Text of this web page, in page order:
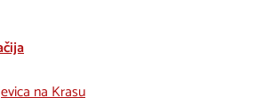
na Krasu